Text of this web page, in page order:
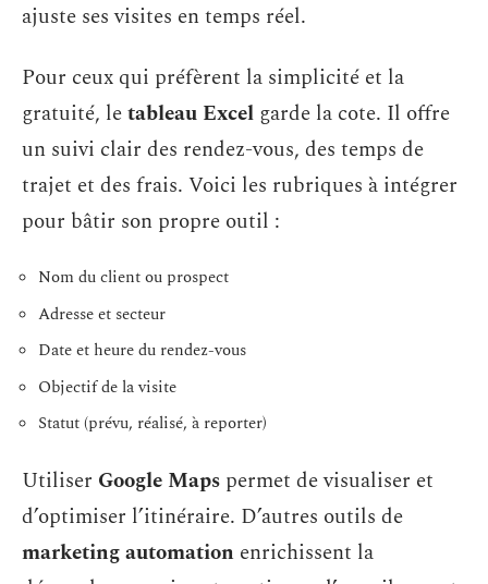
ajuste ses visites en temps réel.
Pour ceux qui préfèrent la simplicité et la
gratuité, letableau Excel garde la cote. Il offre
un suivi clair des rendez-vous, des temps de
trajet et des frais. Voici les rubriques à intégrer
pour bâtir son propre outil :
Nom du client ou prospect
Adresse et secteur
Date et heure du rendez-vous
Objectif de la visite
Statut (prévu, réalisé, à reporter)
Utiliser Google Maps permet de visualiser et
d’optimiser l’itinéraire. D’autres outils de
marketing automation enrichissent la